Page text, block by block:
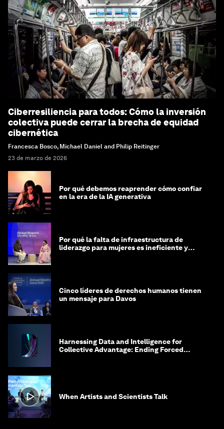
Ciberresiliencia para todos: Cómo la inversión
colectiva puede cerrar la brecha de equidad
cibernética
Francesca Bosco, Michael Daniel and Philip Reitinger
23 de marzo de 2026
Por qué debemos reaprender cómo confiar
en la era de la IA generativa
Por qué la falta de infraestructura de
liderazgo para mujeres es ineficiente y
Cinco líderes de derechos humanos tienen
un mensaje para Davos
Harnessing Data and Intelligence for
Collective Advantage: Ending Forced
When Artists and Scientists Talk